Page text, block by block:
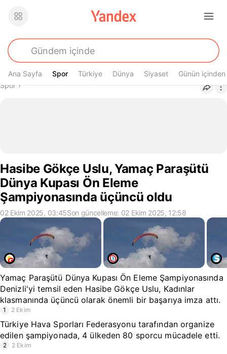
Ana Sayfa Spor
Spor Türkiye Dünya Siyaset Günün içinden
Buradasın
Spor›
Hasibe Gökçe Uslu, Yamaç Paraşütü
Dünya Kupası Ön Eleme
Şampiyonasında üçüncü oldu
02 Ekim 2025, 03:45Son güncelleme: 02 Ekim 2025, 12:58
Yamaç Paraşütü Dünya Kupası Ön Eleme Şampiyonasında
Denizli'yi temsil eden Hasibe Gökçe Uslu, Kadınlar
klasmanında üçüncü olarak önemli bir başarıya imza attı.
1 2 Ekim
Türkiye Hava Sporları Federasyonu tarafından organize
edilen şampiyonada, 4 ülkeden 80 sporcu mücadele etti.
2 2 Ekim